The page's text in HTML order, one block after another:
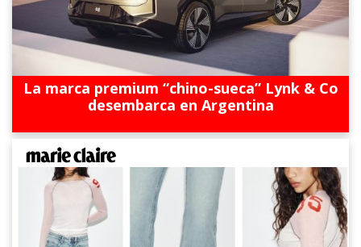
La marca premium “chino-sueca” Lynk & Co
desembarca en Argentina